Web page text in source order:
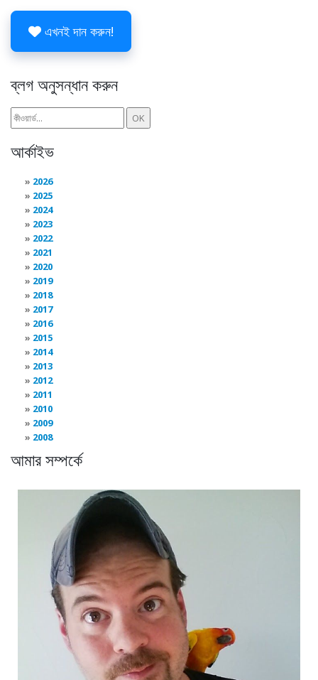
এখনই দান করুন!
ব্লগ অনুসন্ধান করুন
আর্কাইভ
2026
2025
2024
2023
2022
2021
2020
2019
2018
2017
2016
2015
2014
2013
2012
2011
2010
2009
2008
আমার সম্পর্কে